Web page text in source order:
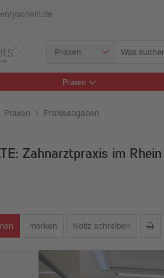
Praxen
suchen
Sie?
Praxen
Praxen Praxisabgaben
Zahnarztpraxis im
merken Notiz schreiben